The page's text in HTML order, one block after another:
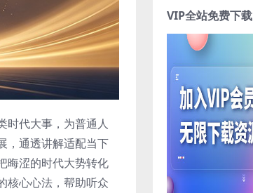
时代大事，为普通人
，通透讲解适配当下
晦涩的时代大势转化
核心心法，帮助听众
VIP全站免费下载